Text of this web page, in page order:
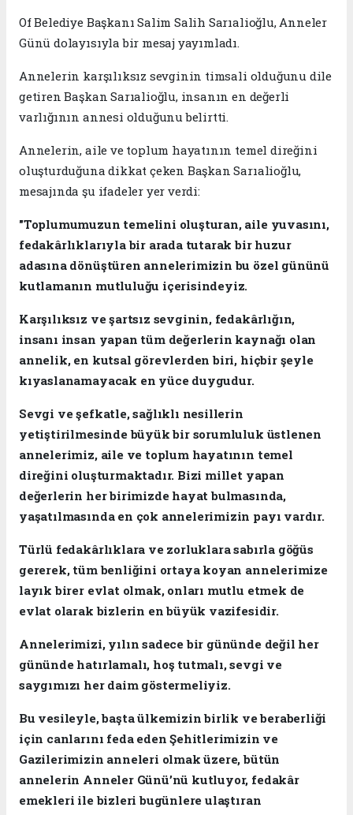
Of Belediye Başkanı Salim Salih Sarıalioğlu, Anneler
Günü dolayısıyla bir mesaj yayımladı.
Annelerin karşılıksız sevginin timsali olduğunu dile
getiren Başkan Sarıalioğlu, insanın en değerli
varlığının annesi olduğunu belirtti.
Annelerin, aile ve toplum hayatının temel direğini
oluşturduğuna dikkat çeken Başkan Sarıalioğlu,
mesajında şu ifadeler yer verdi:
"Toplumumuzun temelini oluşturan, aile yuvasını,
fedakârlıklarıyla bir arada tutarak bir huzur
adasına dönüştüren annelerimizin bu özel gününü
kutlamanın mutluluğu içerisindeyiz.
Karşılıksız ve şartsız sevginin, fedakârlığın,
insanı insan yapan tüm değerlerin kaynağı olan
annelik, en kutsal görevlerden biri, hiçbir şeyle
kıyaslanamayacak en yüce duygudur.
Sevgi ve şefkatle, sağlıklı nesillerin
yetiştirilmesinde büyük bir sorumluluk üstlenen
annelerimiz, aile ve toplum hayatının temel
direğini oluşturmaktadır. Bizi millet yapan
değerlerin her birimizde hayat bulmasında,
yaşatılmasında en çok annelerimizin payı vardır.
Türlü fedakârlıklara ve zorluklara sabırla göğüs
gererek, tüm benliğini ortaya koyan annelerimize
layık birer evlat olmak, onları mutlu etmek de
evlat olarak bizlerin en büyük vazifesidir.
Annelerimizi, yılın sadece bir gününde değil her
gününde hatırlamalı, hoş tutmalı, sevgi ve
saygımızı her daim göstermeliyiz.
Bu vesileyle, başta ülkemizin birlik ve beraberliği
için canlarını feda eden Şehitlerimizin ve
Gazilerimizin anneleri olmak üzere, bütün
annelerin Anneler Günü’nü kutluyor, fedakâr
emekleri ile bizleri bugünlere ulaştıran